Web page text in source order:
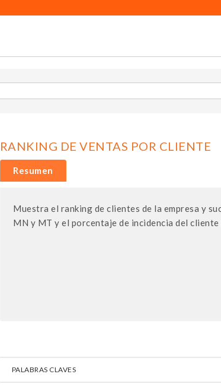
RANKING DE VENTAS POR CLIENTE
Resumen
Muestra el ranking de clientes de la empresa y
MN y MT y el porcentaje de incidencia del
PALABRAS CLAVES